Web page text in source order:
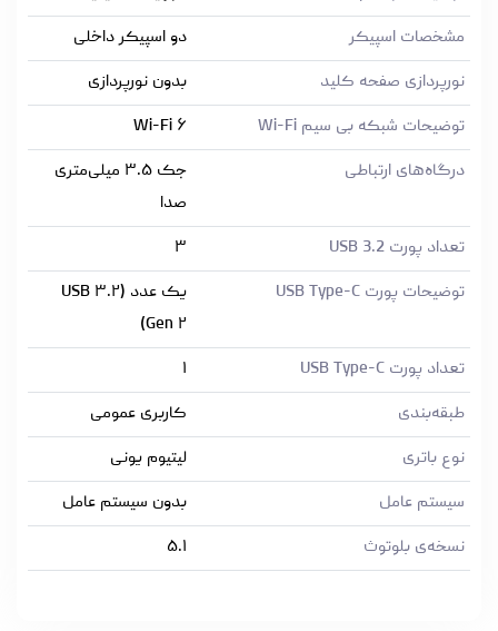
مشخصات اسپیکر
دو اسپیکر داخلی
نورپردازی صفحه کلید
بدون نورپردازی
توضیحات شبکه بی سیم Wi-Fi
Wi-Fi ۶
درگاه‌های ارتباطی
جک ۳.۵ میلی‌متری
صدا
تعداد پورت USB 3.2
۳
توضیحات پورت USB Type-C
یک عدد (USB ۳.۲
Gen ۲)
تعداد پورت USB Type-C
۱
طبقه‌بندی
کاربری عمومی
نوع باتری
لیتیوم یونی
سیستم عامل
بدون سیستم عامل
نسخه‌ی بلوتوث
۵.۱